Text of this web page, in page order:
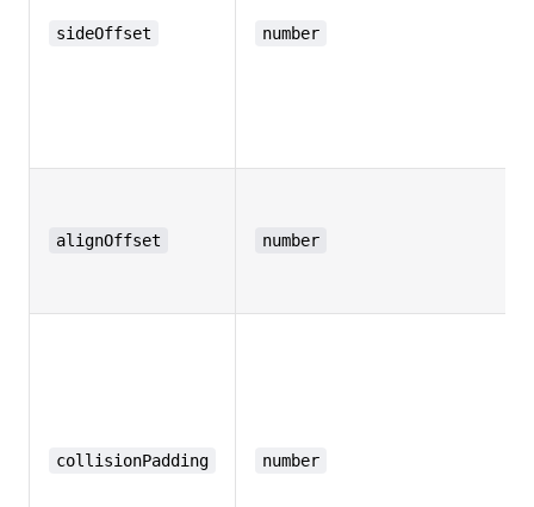
sideOffset number
alignOffset number
collisionPadding number